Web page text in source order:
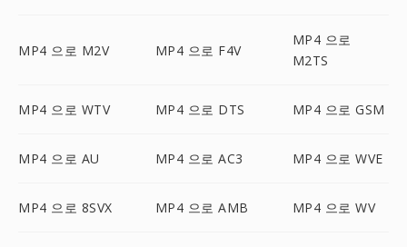
MP4 으로 M2V MP4 으로 F4V
MP4 으로
M2TS
MP4 으로 WTV MP4 으로 DTS MP4 으로 GSM
MP4 으로 AU MP4 으로 AC3 MP4 으로 WVE
MP4 으로 8SVX MP4 으로 AMB MP4 으로 WV